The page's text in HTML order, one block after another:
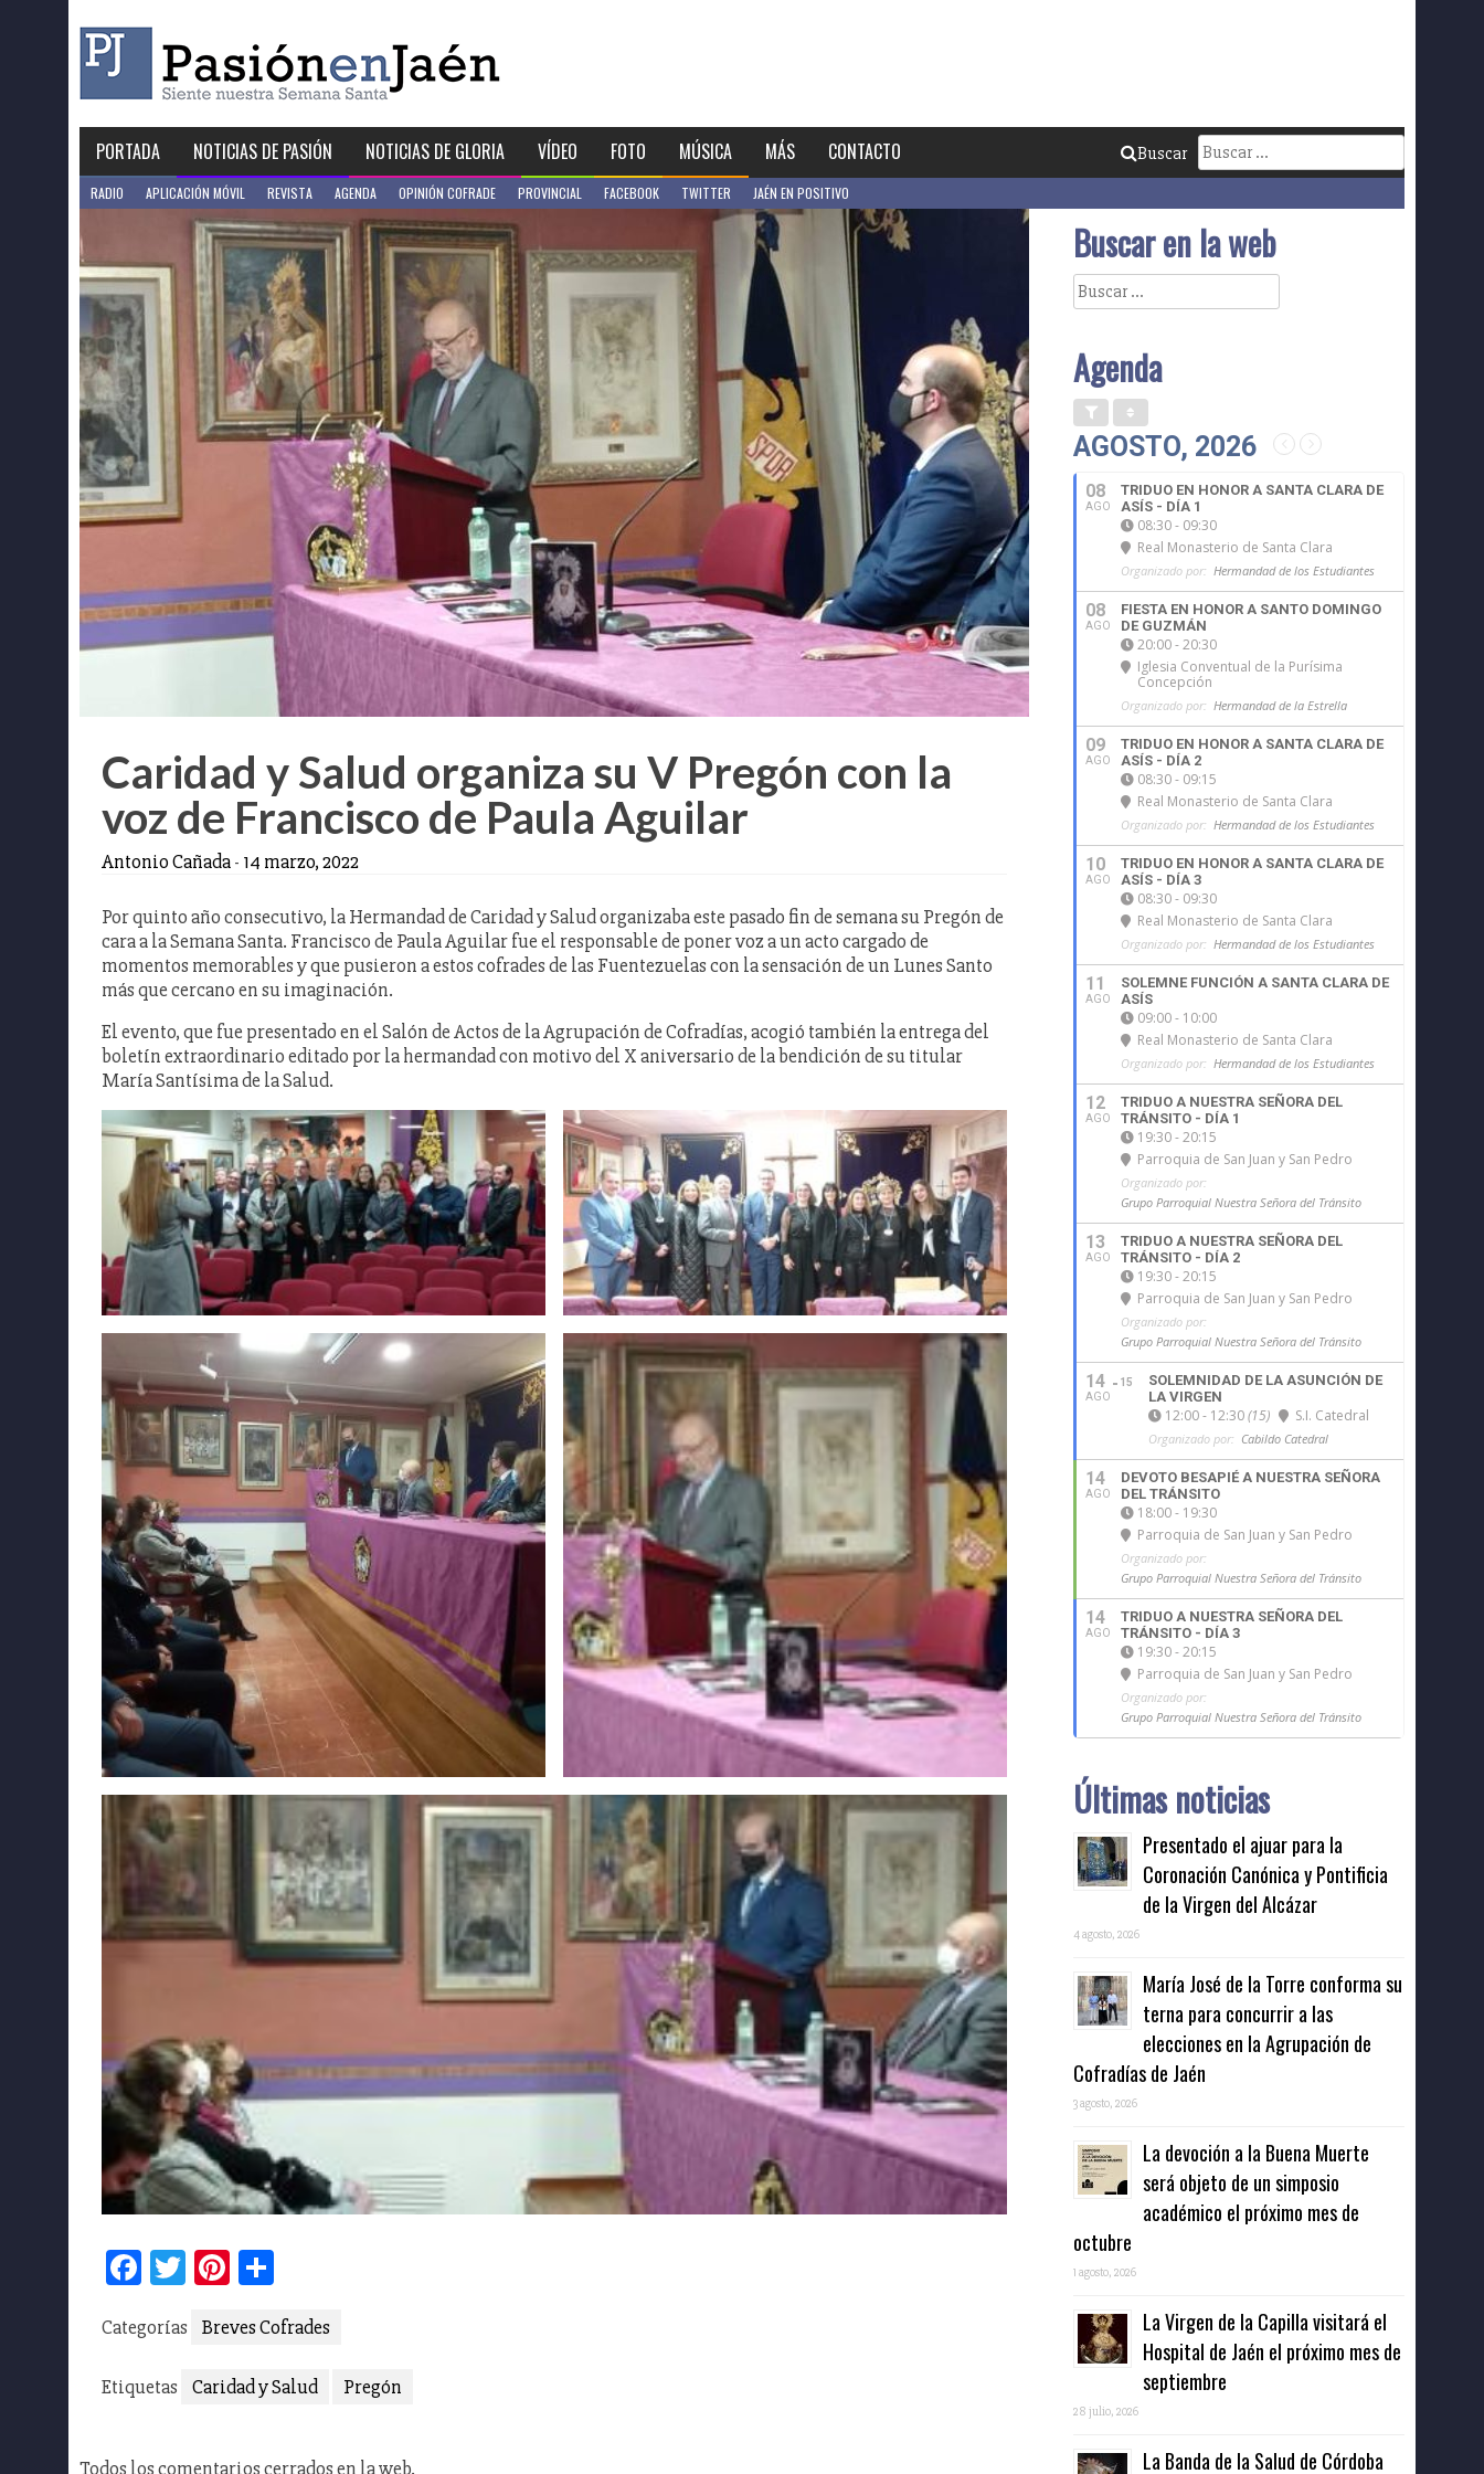
PORTADA NOTICIAS DE PASIÓN NOTICIAS DE GLORIA VÍDEO FOTO MÚSICA MÁS CONTACTO
RADIO APLICACIÓN MÓVIL REVISTA AGENDA OPINIÓN COFRADE PROVINCIAL FACEBOOK TWITTER JAÉN EN POSITIVO
Buscar:
Buscar
Caridad y Salud organiza su V Pregón con la
voz de Francisco de Paula Aguilar
Antonio Cañada- 14 marzo, 2022
Por quinto año consecutivo, la Hermandad de Caridad y Salud organizaba este pasado fin de semana su Pregón de
cara a la Semana Santa. Francisco de Paula Aguilar fue el responsable de poner voz a un acto cargado de
momentos memorables y que pusieron a estos cofrades de las Fuentezuelas con la sensación de un Lunes Santo
más que cercano en su imaginación.
El evento, que fue presentado en el Salón de Actos de la Agrupación de Cofradías, acogió también la entrega del
boletín extraordinario editado por la hermandad con motivo del X aniversario de la bendición de su titular
María Santísima de la Salud.
Facebook
TwitterPinterest
Categorías Breves Cofrades
Etiquetas Caridad y Salud Pregón
Todos los comentarios cerrados en la web.
Buscar en la web
Buscar:
Agenda
AGOSTO, 2026
08
AGO
TRIDUO EN HONOR A SANTA CLARA DE
ASÍS - DÍA 1
08:30 - 09:30
Real Monasterio de Santa Clara
Organizado por: Hermandad de los Estudiantes
08
AGO
FIESTA EN HONOR A SANTO DOMINGO
DE GUZMÁN
20:00 - 20:30
Iglesia Conventual de la Purísima
Concepción
Organizado por: Hermandad de la Estrella
09
AGO
TRIDUO EN HONOR A SANTA CLARA DE
ASÍS - DÍA 2
08:30 - 09:15
Real Monasterio de Santa Clara
Organizado por: Hermandad de los Estudiantes
10
AGO
TRIDUO EN HONOR A SANTA CLARA DE
ASÍS - DÍA 3
08:30 - 09:30
Real Monasterio de Santa Clara
Organizado por: Hermandad de los Estudiantes
11
AGO
SOLEMNE FUNCIÓN A SANTA CLARA DE
ASÍS
09:00 - 10:00
Real Monasterio de Santa Clara
Organizado por: Hermandad de los Estudiantes
12
AGO
TRIDUO A NUESTRA SEÑORA DEL
TRÁNSITO - DÍA 1
19:30 - 20:15
Parroquia de San Juan y San Pedro
Organizado por:
Grupo Parroquial Nuestra Señora del Tránsito
13
AGO
TRIDUO A NUESTRA SEÑORA DEL
TRÁNSITO - DÍA 2
19:30 - 20:15
Parroquia de San Juan y San Pedro
Organizado por:
Grupo Parroquial Nuestra Señora del Tránsito
14
AGO
15
SOLEMNIDAD DE LA ASUNCIÓN DE
LA VIRGEN
12:00 - 12:30(15) S.I. Catedral
Organizado por: Cabildo Catedral
14
AGO
DEVOTO BESAPIÉ A NUESTRA SEÑORA
DEL TRÁNSITO
18:00 - 19:30
Parroquia de San Juan y San Pedro
Organizado por:
Grupo Parroquial Nuestra Señora del Tránsito
14
AGO
TRIDUO A NUESTRA SEÑORA DEL
TRÁNSITO - DÍA 3
19:30 - 20:15
Parroquia de San Juan y San Pedro
Organizado por:
Grupo Parroquial Nuestra Señora del Tránsito
Últimas noticias
Presentado el ajuar para la
Coronación Canónica y Pontificia
de la Virgen del Alcázar
4 agosto, 2026
María José de la Torre conforma su
terna para concurrir a las
elecciones en la Agrupación de
Cofradías de Jaén
3 agosto, 2026
La devoción a la Buena Muerte
será objeto de un simposio
académico el próximo mes de
octubre
1 agosto, 2026
La Virgen de la Capilla visitará el
Hospital de Jaén el próximo mes de
septiembre
28 julio, 2026
La Banda de la Salud de Córdoba